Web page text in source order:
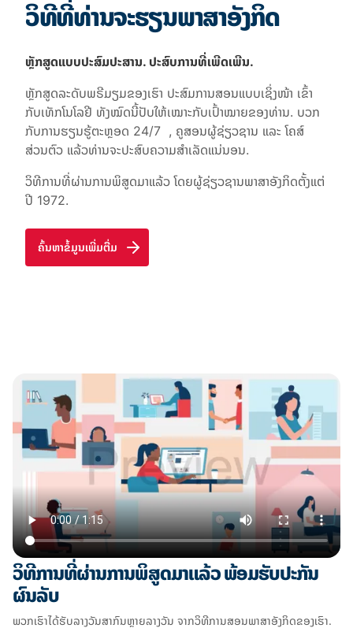
ວິທີທີ່ທ່ານຈະຮຽນພາສາອັງກິດ
ຫຼັກສູດແບບປະສົມປະສານ. ປະສົບການທີ່ເພີດເພີນ.
ຫຼັກສູດລະດັບພຣີມຽມຂອງເຮົາ ປະສົມການສອນແບບເຊິ່ງໜ້າ ເຂົ້າ
ກັບເທັກໂນໂລຢີ ທັງໝົດນີ້ປັບໃຫ້ເໝາະກັບເປົ້າໝາຍຂອງທ່ານ. ບວກ
ກັບການຮຽນຮູ້ຕະຫຼອດ 24/7 , ຄູສອນຜູ້ຊ່ຽວຊານ ແລະ ໂຄສ໌
ສ່ວນຕົວ ແລ້ວທ່ານຈະປະສົບຄວາມສຳເລັດແນ່ນອນ.
ວິທີການທີ່ຜ່ານການພິສູດມາແລ້ວ ໂດຍຜູ້ຊ່ຽວຊານພາສາອັງກິດຕັ້ງແຕ່
ປີ 1972.
ຄົ້ນຫາຂໍ້ມູນເພີ່ມຕື່ມ
ວິທີການທີ່ຜ່ານການພິສູດມາແລ້ວ ພ້ອມຮັບປະກັນ
ຜົນລັບ
ພວກເຮົາໄດ້ຮັບລາງວັນສາກົນຫຼາຍລາງວັນ ຈາກວິທີການສອນພາສາອັງກິດຂອງເຮົາ.